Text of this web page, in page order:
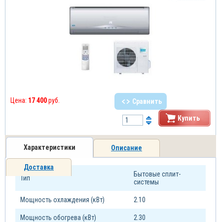
Цена: 17 400руб. Сравнить
Купить
Характеристики Описание
Доставка
Тип
Бытовые сплит-
системы
Мощность охлаждения (кВт) 2.10
Мощность обогрева (кВт) 2.30